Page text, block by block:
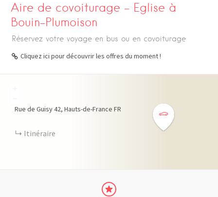
Aire de covoiturage – Eglise à
Bouin-Plumoison
Réservez votre voyage en bus ou en covoiturage
Cliquez ici pour découvrir les offres du moment !
Rue de Guisy42 Hauts-de-France FR
Itinéraire